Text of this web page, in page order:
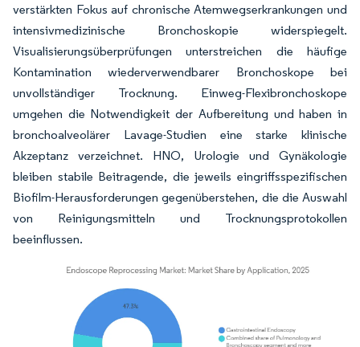
verstärkten Fokus auf chronische Atemwegserkrankungen und
intensivmedizinische Bronchoskopie widerspiegelt.
Visualisierungsüberprüfungen unterstreichen die häufige
Kontamination wiederverwendbarer Bronchoskope bei
unvollständiger Trocknung. Einweg-Flexibronchoskope
umgehen die Notwendigkeit der Aufbereitung und haben in
bronchoalveolärer Lavage-Studien eine starke klinische
Akzeptanz verzeichnet. HNO, Urologie und Gynäkologie
bleiben stabile Beitragende, die jeweils eingriffsspezifischen
Biofilm-Herausforderungen gegenüberstehen, die die Auswahl
von Reinigungsmitteln und Trocknungsprotokollen
beeinflussen.